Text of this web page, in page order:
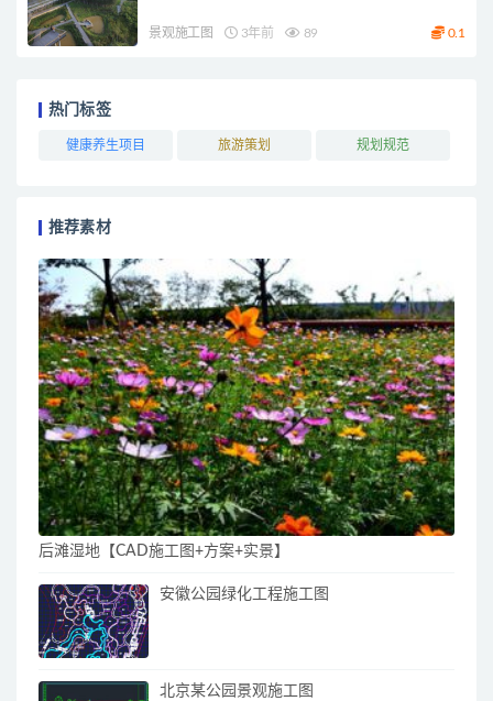
景观施工图 3年前 89 0.1
热门标签
健康养生项目 旅游策划 规划规范
推荐素材
后滩湿地【CAD施工图+方案+实景】
安徽公园绿化工程施工图
北京某公园景观施工图